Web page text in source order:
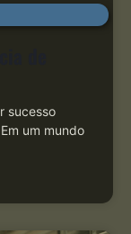
sucesso
um mundo